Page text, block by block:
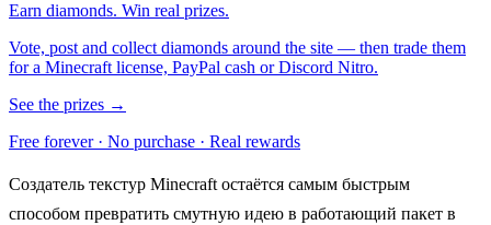
Earn diamonds. Win real prizes.
Vote, post and collect diamonds around the site — then trade them
for a Minecraft license, PayPal cash or Discord Nitro.
See the prizes →
Free forever · No purchase · Real rewards
Создатель текстур Minecraft остаётся самым быстрым
способом превратить смутную идею в работающий пакет в